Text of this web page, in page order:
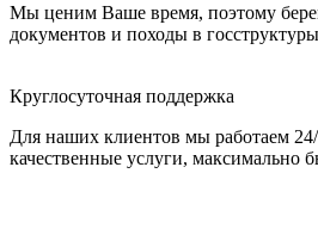
Мы ценим Ваше время, поэтому
документов и походы в
Круглосуточная поддержка
Для наших клиентов мы работаем
качественные услуги, максимально